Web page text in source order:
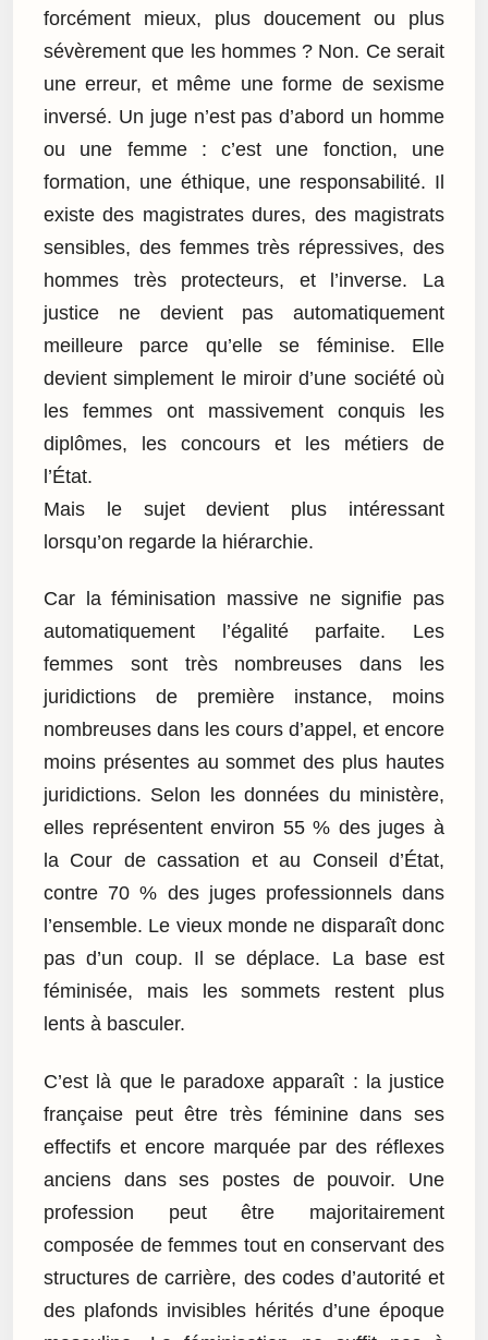
forcément mieux, plus doucement ou plus
sévèrement que les hommes ? Non. Ce serait
une erreur, et même une forme de sexisme
inversé. Un juge n’est pas d’abord un homme
ou une femme : c’est une fonction, une
formation, une éthique, une responsabilité. Il
existe des magistrates dures, des magistrats
sensibles, des femmes très répressives, des
hommes très protecteurs, et l’inverse. La
justice ne devient pas automatiquement
meilleure parce qu’elle se féminise. Elle
devient simplement le miroir d’une société où
les femmes ont massivement conquis les
diplômes, les concours et les métiers de
l’État.
Mais le sujet devient plus intéressant
lorsqu’on regarde la hiérarchie.
Car la féminisation massive ne signifie pas
automatiquement l’égalité parfaite. Les
femmes sont très nombreuses dans les
juridictions de première instance, moins
nombreuses dans les cours d’appel, et encore
moins présentes au sommet des plus hautes
juridictions. Selon les données du ministère,
elles représentent environ 55 % des juges à
la Cour de cassation et au Conseil d’État,
contre 70 % des juges professionnels dans
l’ensemble. Le vieux monde ne disparaît donc
pas d’un coup. Il se déplace. La base est
féminisée, mais les sommets restent plus
lents à basculer.
C’est là que le paradoxe apparaît : la justice
française peut être très féminine dans ses
effectifs et encore marquée par des réflexes
anciens dans ses postes de pouvoir. Une
profession peut être majoritairement
composée de femmes tout en conservant des
structures de carrière, des codes d’autorité et
des plafonds invisibles hérités d’une époque